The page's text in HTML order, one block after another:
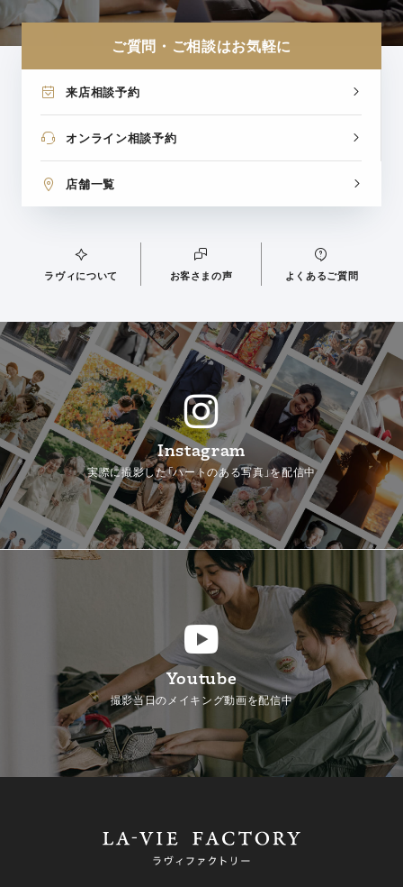
ご質問・ご相談はお気軽に
来店相談予約
オンライン相談予約
店舗一覧
ラヴィについて お客さまの声 よくあるご質問
Instagram
実際に撮影した「ハートのある写真」を配信中
Youtube
撮影当日のメイキング動画を配信中